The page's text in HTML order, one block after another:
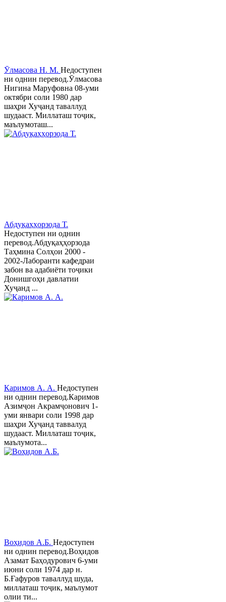
Ӯлмасова Н. М. Недоступен
ни однин перевод.Ӯлмасова
Нигина Маруфовна 08-уми
октябри соли 1980 дар
шаҳри Хуҷанд таваллуд
шудааст. Миллаташ тоҷик,
маълумоташ...
Абдуқаҳҳорзода Т.
Недоступен ни однин
перевод.Абдуқаҳҳорзода
Таҳмина Солҳои 2000 -
2002-Лаборанти кафедраи
забон ва адабиёти тоҷики
Донишгоҳи давлатии
Хуҷанд ...
Каримов А. А. Недоступен
ни однин перевод.Каримов
Азимҷон Акрамҷонович 1-
уми январи соли 1998 дар
шаҳри Хуҷанд таввалуд
шудааст. Миллаташ тоҷик,
маълумота...
Воҳидов А.Б. Недоступен
ни однин перевод.Воҳидов
Азамат Баҳодурович 6-уми
июни соли 1974 дар н.
Б.Ғафуров таваллуд шуда,
миллаташ тоҷик, маълумот
олии ти...